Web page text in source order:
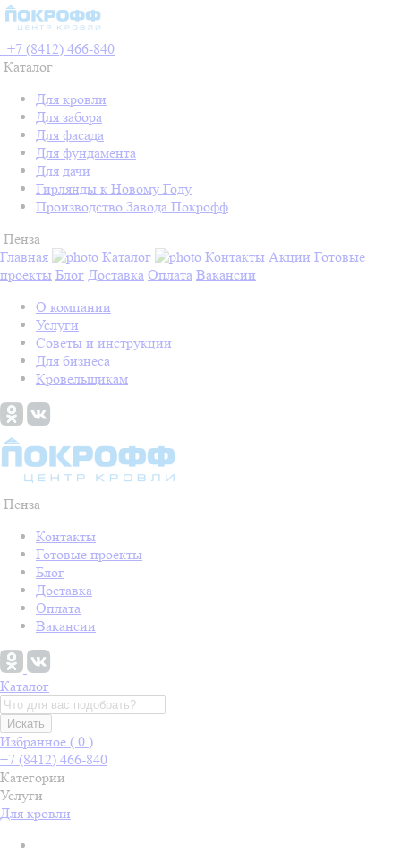
+7 (8412) 466-840
Каталог
Для кровли
Для забора
Для фасада
Для фундамента
Для дачи
Гирлянды к Новому Году
Производство Завода Покрофф
Пенза
Главная
Каталог Контакты Акции Готовые
проекты Блог Доставка Оплата Вакансии
О компании
Услуги
Советы и инструкции
Для бизнеса
Кровельщикам
Пенза
Контакты
Готовые проекты
Блог
Доставка
Оплата
Вакансии
Каталог
Искать
Избранное ( 0 )
+7 (8412) 466-840
Категории
Услуги
Для кровли